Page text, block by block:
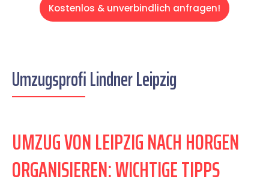
Kostenlos & unverbindlich anfragen!
Umzugsprofi Lindner Leipzig
UMZUG VON LEIPZIG NACH HORGEN
ORGANISIEREN: WICHTIGE TIPPS